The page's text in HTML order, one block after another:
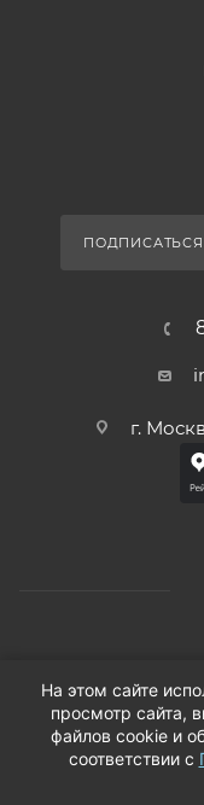
г.
© ООО
На этом сайте
просмотр сайта,
файлов cookie и
соответствии с